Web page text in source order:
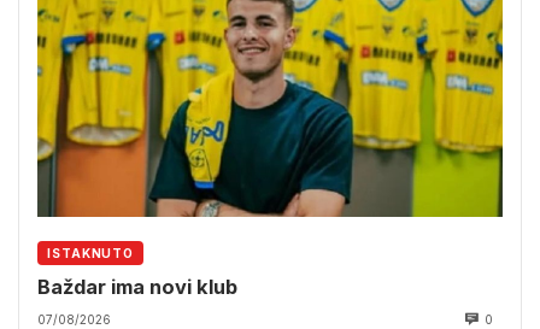
ISTAKNUTO
Baždar ima novi klub
07/08/2026 0